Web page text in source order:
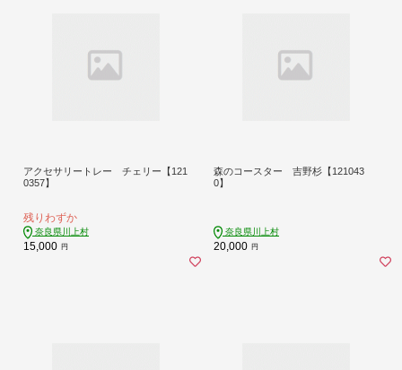
アクセサリートレー チェリー【121
0357】
残りわずか
奈良県川上村
15,000 円
森のコースター 吉野杉【121043
0】
奈良県川上村
20,000 円